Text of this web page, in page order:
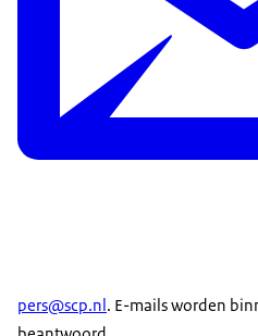
pers@scp.nl. E-mails worden